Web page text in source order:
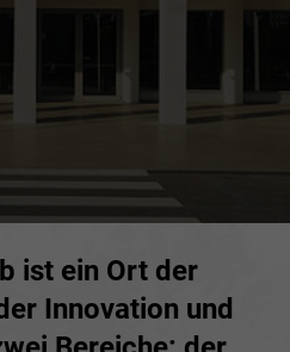
ist ein Ort der
Innovation und